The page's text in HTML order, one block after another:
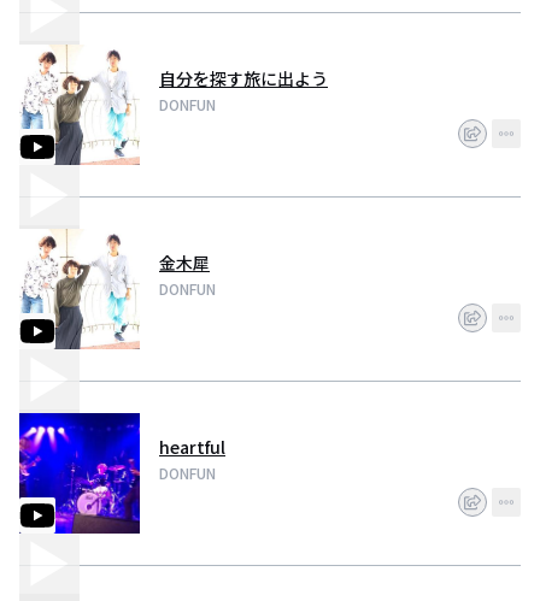
自分を探す旅に出よう
DONFUN
金木犀
DONFUN
heartful
DONFUN